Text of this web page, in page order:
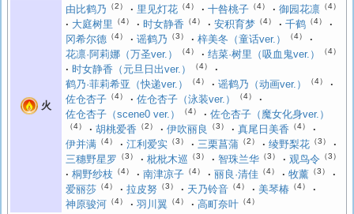
火
由比鹤乃 （2） 里见灯花 （4） 十咎桃子 （4） 御园花凛 （4）
大庭树里 （4） 时女静香 （4） 安积育梦 （4） 千鹤 （4）
冈希尔德 （4） 谣鹤乃 （3） 梓美冬（童话ver.） （4）
花凛·阿莉娜（万圣ver.） （4） 结菜·树里（吸血鬼ver.） （4）
时女静香（元旦日出ver.） （4）
鹤乃·菲莉希亚（快递ver.） （4） 谣鹤乃（动画ver.） （4）
佐仓杏子 （4） 佐仓杏子（泳装ver.） （4）
佐仓杏子（scene0 ver.） （4） 佐仓杏子（魔女化身ver.）
（4） 胡桃爱香 （2） 伊吹丽良 （3） 真尾日美香 （4）
伊并满 （4） 江利爱实 （3） 三栗菖蒲 （2） 绫野梨花 （3）
三穗野星罗 （3） 枇枇木巡 （3） 智珠兰华 （3） 观鸟令 （3）
桐野纱枝 （4） 南津凉子 （4） 丽良·清佳 （4） 牧薰 （3）
爱丽莎 （4） 拉皮努 （3） 天乃铃音 （4） 美琴椿 （4）
神原骏河 （4） 羽川翼 （4） 高町奈叶 （4）